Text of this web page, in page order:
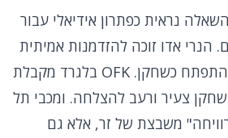
נראית כפתרון אידיאלי עבור
הנרי אדו זוכה להזדמנות אמיתית
לשחק באופן קבוע ולהתפתח כשחקן. OFK בלגרד מקבלת
צעיר ורעב להצלחה. ומכבי תל
משבצת של זר, אלא גם